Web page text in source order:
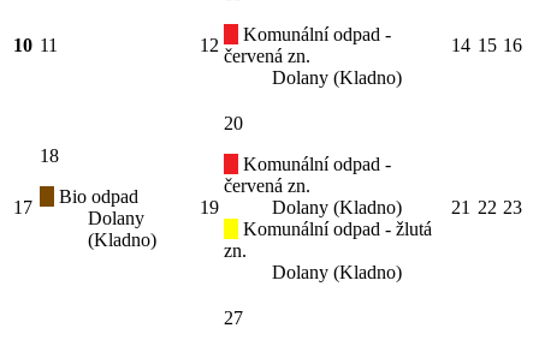
10 11 12
Komunální odpad -
červená zn.
Dolany (Kladno)
14 15 16
17
18
Bio odpad
Dolany
(Kladno)
19
20
Komunální odpad -
červená zn.
Dolany (Kladno)
Komunální odpad - žlutá
zn.
Dolany (Kladno)
21 22 23
27